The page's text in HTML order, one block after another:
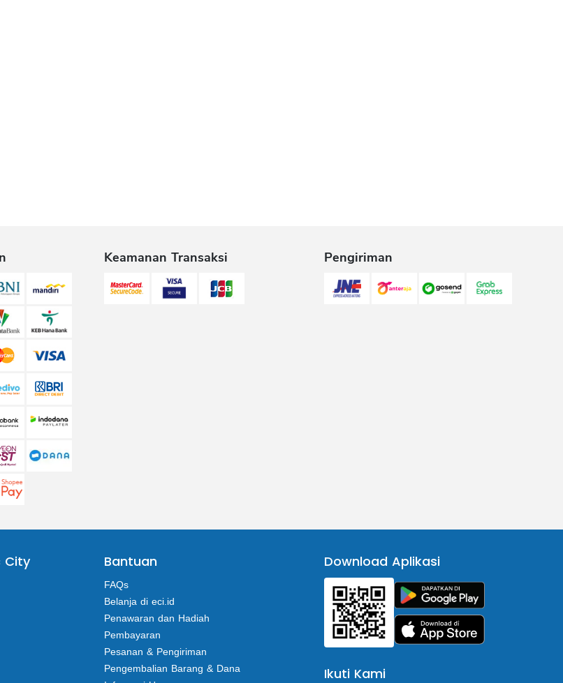
Keamanan Transaksi Pengiriman
City Bantuan
FAQs
Belanja di eci.id
Penawaran dan Hadiah
Pembayaran
Pesanan & Pengiriman
Pengembalian Barang & Dana
Download Aplikasi
Ikuti Kami